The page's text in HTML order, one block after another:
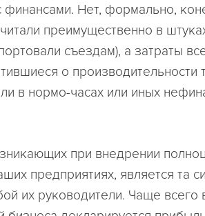
финансами. Нет, формально,
преимущественно в
съездам), а затраты
о производительности
в нормо-часах или иных
при внедрении
предприятиях, является та
их руководители. Чаще всего